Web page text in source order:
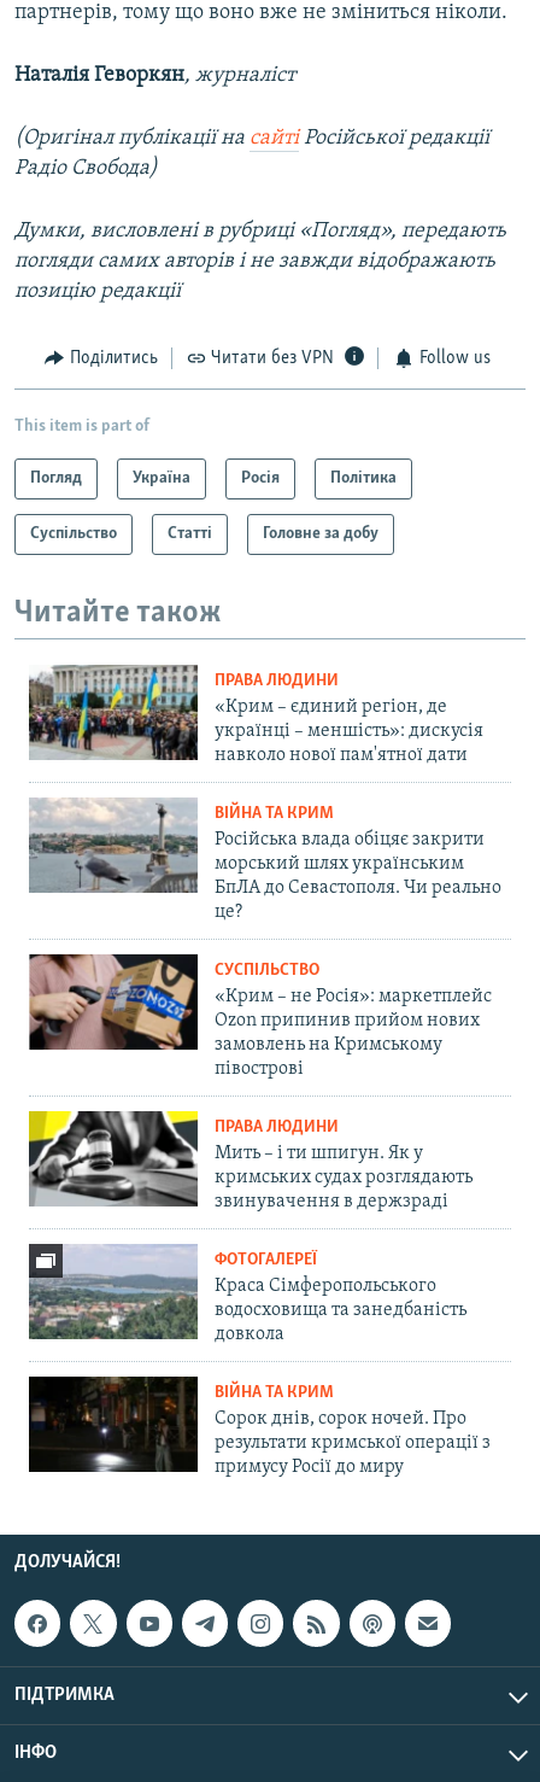
партнерів, тому що воно вже не зміниться ніколи.
Наталія Геворкян, журналіст
(Оригінал публікації на сайтіРосійської редакції
Радіо Свобода)
Думки, висловлені в рубриці «Погляд», передають
погляди самих авторів і не завжди відображають
позицію редакції
Поділитись Читати без VPN Follow us
This item is part of
Погляд Україна Росія Політика
Суспільство Статті Головне за добу
Читайте також
ПРАВА ЛЮДИНИ
«Крим – єдиний регіон, де
українці – меншість»: дискусія
навколо нової пам'ятної дати
ВІЙНА ТА КРИМ
Російська влада обіцяє закрити
морський шлях українським
БпЛА до Севастополя. Чи реально
це?
СУСПІЛЬСТВО
«Крим – не Росія»: маркетплейс
Ozon припинив прийом нових
замовлень на Кримському
півострові
ПРАВА ЛЮДИНИ
Мить – і ти шпигун. Як у
кримських судах розглядають
звинувачення в держзраді
ФОТОГАЛЕРЕЇ
Краса Сімферопольського
водосховища та занедбаність
довкола
ВІЙНА ТА КРИМ
Сорок днів, сорок ночей. Про
результати кримської операції з
примусу Росії до миру
ДОЛУЧАЙСЯ!
ПІДТРИМКА
ІНФО